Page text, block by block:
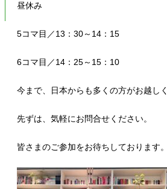
昼休み
5コマ目／13：30～14：15
6コマ目／14：25～15：10
今まで、日本からも多くの方がお越し
先ずは、気軽にお問合せください。
皆さまのご参加をお待ちしております。